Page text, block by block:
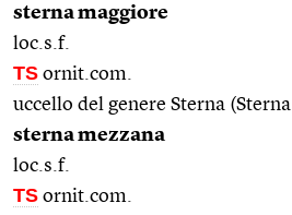
sterna maggiore
loc.s.f.
TS ornit.com.
uccello del genere Sterna
sterna mezzana
loc.s.f.
TS ornit.com.